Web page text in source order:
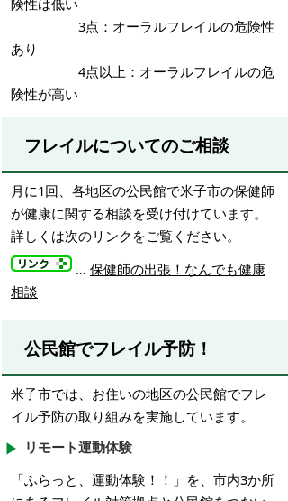
険性は低い
3点：オーラルフレイルの危険性
あり
4点以上：オーラルフレイルの危
険性が高い
フレイルについてのご相談
月に1回、各地区の公民館で米子市の保健師
が健康に関する相談を受け付けています。
詳しくは次のリンクをご覧ください。
… 保健師の出張！なんでも健康
相談
公民館でフレイル予防！
米子市では、お住いの地区の公民館でフレ
イル予防の取り組みを実施しています。
リモート運動体験
「ふらっと、運動体験！！」を、市内3か所